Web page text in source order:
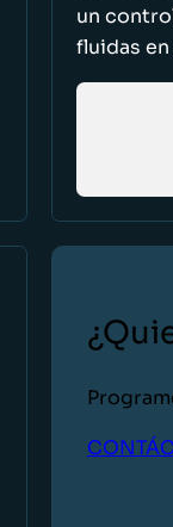
un
fluidas